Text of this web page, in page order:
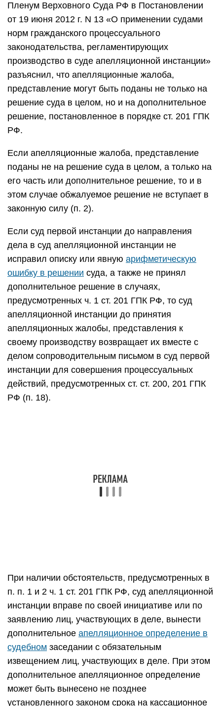
Пленум Верховного Суда РФ в Постановлении
от 19 июня 2012 г. N 13 «О применении судами
норм гражданского процессуального
законодательства, регламентирующих
производство в суде апелляционной инстанции»
разъяснил, что апелляционные жалоба,
представление могут быть поданы не только на
решение суда в целом, но и на дополнительное
решение, постановленное в порядке ст. 201 ГПК
РФ.
Если апелляционные жалоба, представление
поданы не на решение суда в целом, а только на
его часть или дополнительное решение, то и в
этом случае обжалуемое решение не вступает в
законную силу (п. 2).
Если суд первой инстанции до направления
дела в суд апелляционной инстанции не
исправил описку или явную арифметическую
ошибку в решении суда, а также не принял
дополнительное решение в случаях,
предусмотренных ч. 1 ст. 201 ГПК РФ, то суд
апелляционной инстанции до принятия
апелляционных жалобы, представления к
своему производству возвращает их вместе с
делом сопроводительным письмом в суд первой
инстанции для совершения процессуальных
действий, предусмотренных ст. ст. 200, 201 ГПК
РФ (п. 18).
апелляционное определение в
заседании с обязательным
в течение шести месяцев со дня вынесения
апелляционного определения (п. 57) <1>.
Первая инстанция
Первой инстанцией называют рассмотрение
принятого дела по существу. Единолично или
коллегиально орган исследует и изучает все